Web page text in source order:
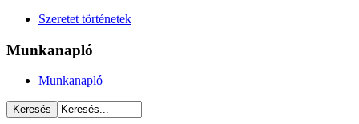
Szeretet történetek
Munkanapló
Munkanapló